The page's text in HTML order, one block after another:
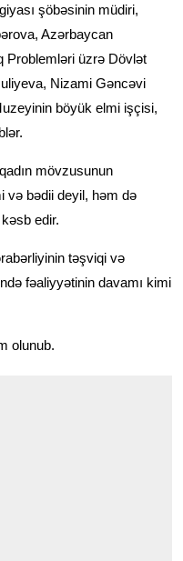
şöbəsinin müdiri,
Azərbaycan
Problemləri üzrə Dövlət
Nizami Gəncəvi
böyük elmi işçisi,
mövzusunun
və bədii deyil, həm də
edir.
təşviqi və
fəaliyyətinin davamı kimi
olunub.